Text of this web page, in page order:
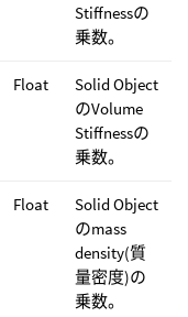
Stiffnessの
乗数。
Float
Solid Object
のVolume
Stiffnessの
乗数。
Float
Solid Object
のmass
density(質
量密度)の
乗数。